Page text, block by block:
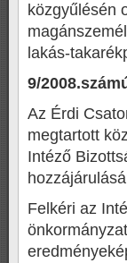
közgyűlésén
lakás-
9/
Az Érdi
megtartott
Intéző
Felkéri az